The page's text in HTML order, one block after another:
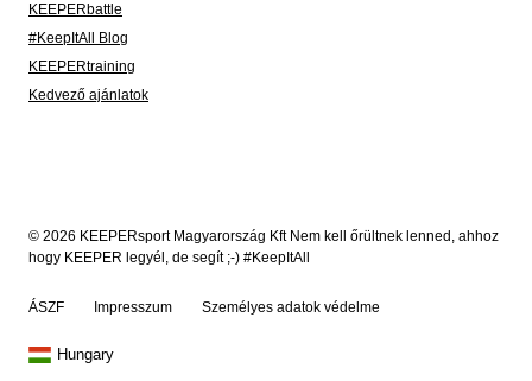
KEEPERbattle
#KeepItAll Blog
KEEPERtraining
Kedvező ajánlatok
© 2026 KEEPERsport Magyarország Kft Nem kell őrültnek lenned, ahhoz
hogy KEEPER legyél, de segít ;-) #KeepItAll
ÁSZF Impresszum Személyes adatok védelme
Hungary